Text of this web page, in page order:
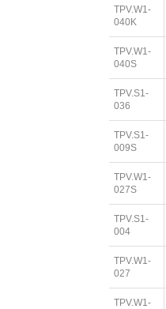
TPV.W1-
040K
TPV.W1-
040S
TPV.S1-
036
TPV.S1-
009S
TPV.W1-
027S
TPV.S1-
004
TPV.W1-
027
TPV.W1-